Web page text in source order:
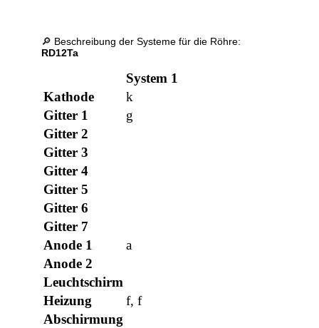
🔎 Beschreibung der Systeme für die Röhre:
RD12Ta
System 1
Kathode
k
Gitter 1
g
Gitter 2
Gitter 3
Gitter 4
Gitter 5
Gitter 6
Gitter 7
Anode 1
a
Anode 2
Leuchtschirm
Heizung
f, f
Abschirmung